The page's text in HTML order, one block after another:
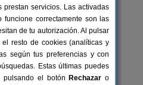
4-10+1 pers.
desde21 €
(Burgos)
prestan servicios. Las activadas
funcione correctamente son las
de tu autorización. Al pulsar
el resto de cookies (analíticas y
según tus preferencias y con
Estas últimas puedes
pulsando el botón Rechazar o